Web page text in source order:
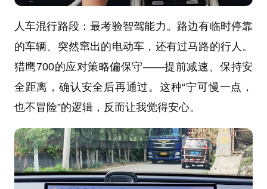
人车混行路段：最考验智驾能力。路边有临时停靠
的车辆、突然窜出的电动车，还有过马路的行人。
猎鹰700的应对策略偏保守——提前减速、保持安
全距离，确认安全后再通过。这种“宁可慢一点，
也不冒险”的逻辑，反而让我觉得安心。